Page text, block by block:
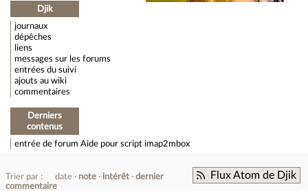
Djik
journaux
dépêches
liens
messages sur les forums
entrées du suivi
ajouts au wiki
commentaires
Derniers
contenus
entrée de forum Aide pour script imap2mbox
Flux Atom de Djik
Trier par : date note intérêt
dernier
commentaire